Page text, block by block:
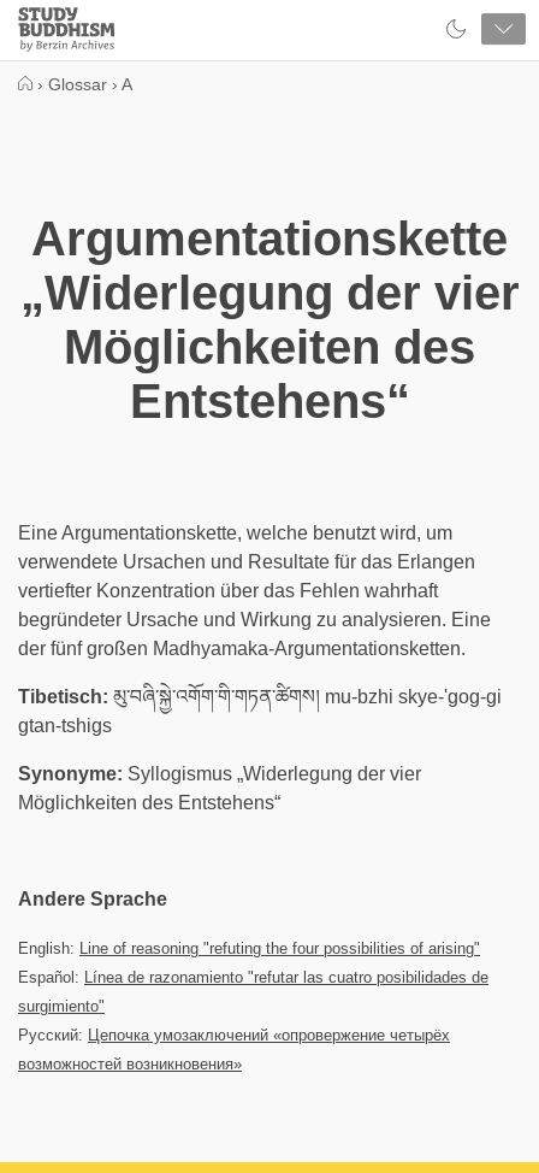
Close
Study
Buddhism
› Glossar › A
Argumentationskette
„Widerlegung der vier
Möglichkeiten des
Entstehens“
Eine Argumentationskette, welche benutzt wird, um
verwendete Ursachen und Resultate für das Erlangen
vertiefter Konzentration über das Fehlen wahrhaft
begründeter Ursache und Wirkung zu analysieren. Eine
der fünf großen Madhyamaka-Argumentationsketten.
Tibetisch: མུ་བཞི་སྐྱེ་འགོག་གི་གཏན་ཚིགས། mu-bzhi skye-'gog-gi
gtan-tshigs
Synonyme: Syllogismus „Widerlegung der vier
Möglichkeiten des Entstehens“
Andere Sprache
English: Line of reasoning "refuting the four possibilities of arising"
Español: Línea de razonamiento "refutar las cuatro posibilidades de
surgimiento"
Русский: Цепочка умозаключений «опровержение четырёх
возможностей возникновения»